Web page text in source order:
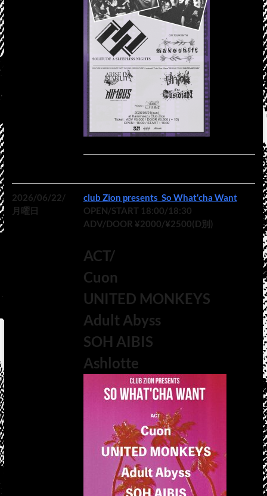
2026/06/22/
月曜日
club Zion presents So What'cha Want
OPEN/START 18:00/18:30
ADV/DOOR ¥2000/¥2500(D別)
ACT/
Cuon
UNITED MONKEYS
Adult Abyss
SOH AIBIS
Ashlotte